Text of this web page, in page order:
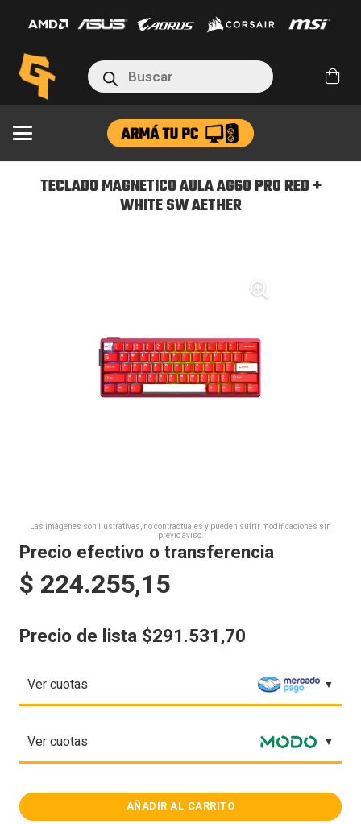
Búsqueda
de
productos
TECLADO MAGNETICO AULA AG60 PRO RED +
WHITE SW AETHER
Las imágenes son ilustrativas, no contractuales y pueden sufrir modificaciones sin
previo aviso.
Precio efectivo o transferencia
$ 224.255,15
Precio de lista $291.531,70
Ver cuotas
Ver cuotas
TECLADO AÑADIR AL CARRITO
AULA
PRO
RED
+
AETHER
cantidad